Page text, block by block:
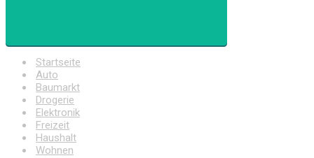
Startseite
Auto
Baumarkt
Drogerie
Elektronik
Freizeit
Haushalt
Wohnen